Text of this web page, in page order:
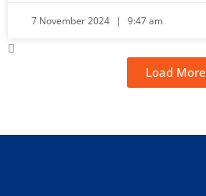
7 November 2024 9:47 am
Load More